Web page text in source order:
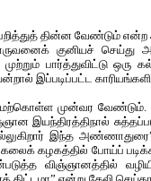
பறித்துத் தின்ன வேண்டும்
குனியச் செய்து
பார்த்துவிட்டு ஒரு
இப்படிப்பட்ட
முன்வர வேண்டும்.
இயந்திரத்திநால்
இந்த அண்ணாதுரை”
கழகத்தில் போய்ப்
விஞ்ஞானத்தில்